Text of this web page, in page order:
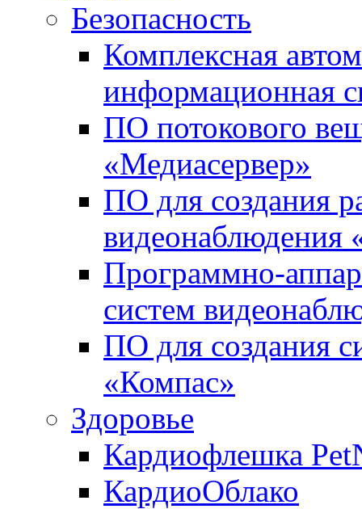
Безопасность
Комплексная
информационная
ПО потокового
«Медиасервер»
ПО для создания
видеонаблюдения
Программно-
систем
ПО для создания
«Компас»
Здоровье
Кардиофлешка
КардиоОблако